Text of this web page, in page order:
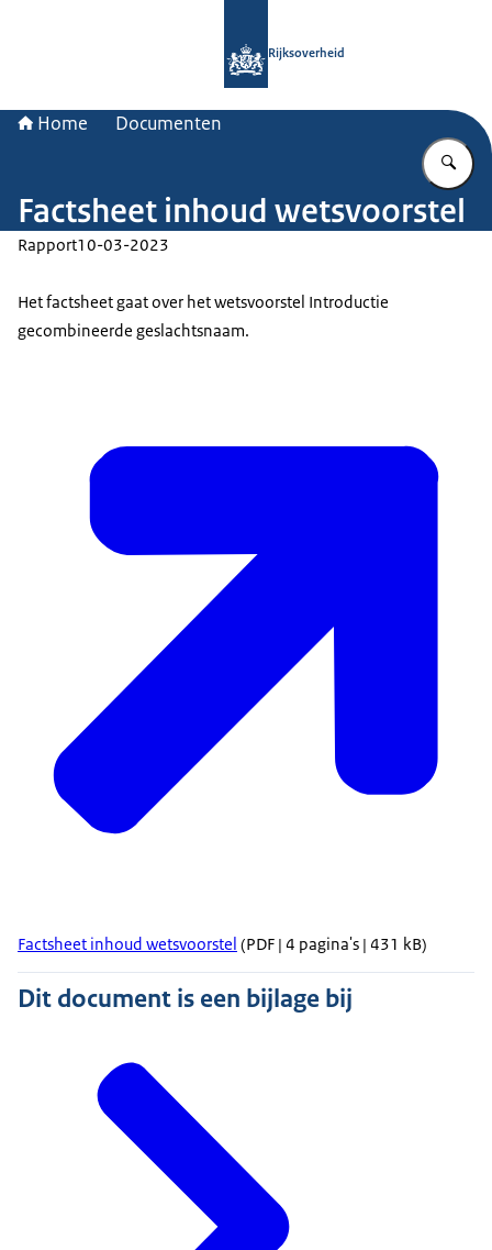
Rijksoverheid
Home Documenten
Factsheet inhoud wetsvoorstel
Rapport10-03-2023
Het factsheet gaat over het wetsvoorstel Introductie
gecombineerde geslachtsnaam.
Factsheet inhoud wetsvoorstel (PDF | 4 pagina's | 431 kB)
Dit document is een bijlage bij